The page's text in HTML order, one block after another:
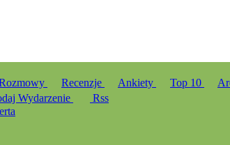
Recenzje Ankiety Top 10
Wydarzenie
Rss